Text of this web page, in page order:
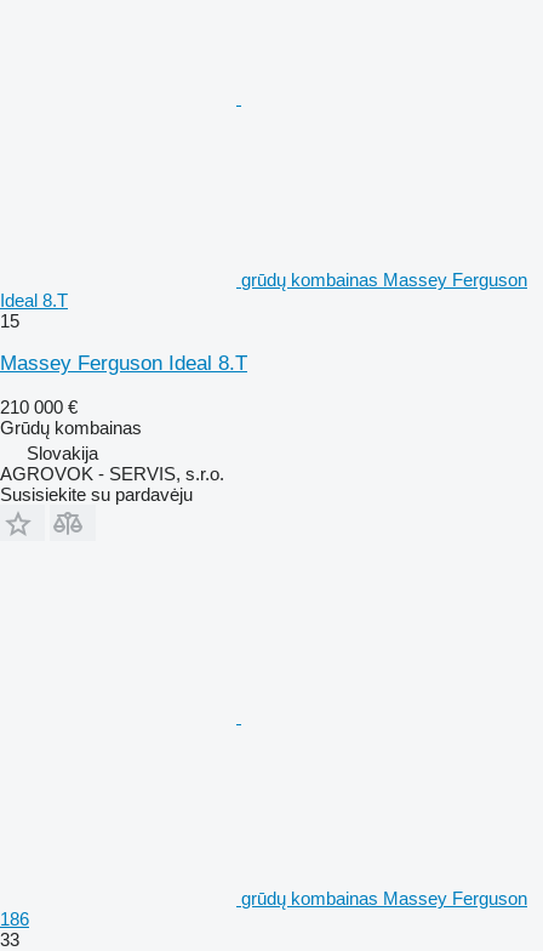
grūdų kombainas Massey Ferguson
Ideal 8.T
15
Massey Ferguson Ideal 8.T
210 000 €
Grūdų kombainas
Slovakija
AGROVOK - SERVIS, s.r.o.
Susisiekite su pardavėju
grūdų kombainas Massey Ferguson
186
33